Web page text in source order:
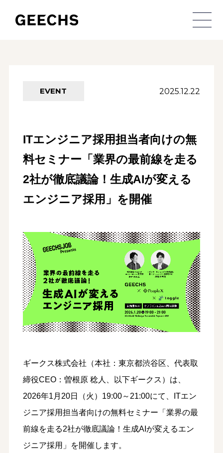
EVENT 2025.12.22
ITエンジニア採用担当者向けの無
料セミナー「業界の最前線を走る
2社が徹底議論！生成AIが変える
エンジニア採用」を開催
ギークス株式会社（本社：東京都渋谷区、代表取
締役CEO：曽根原 稔人、以下ギークス）は、
2026年1月20日（火）19:00～21:00にて、ITエン
ジニア採用担当者向けの無料セミナー「業界の最
前線を走る2社が徹底議論！生成AIが変えるエン
ジニア採用」を開催します。